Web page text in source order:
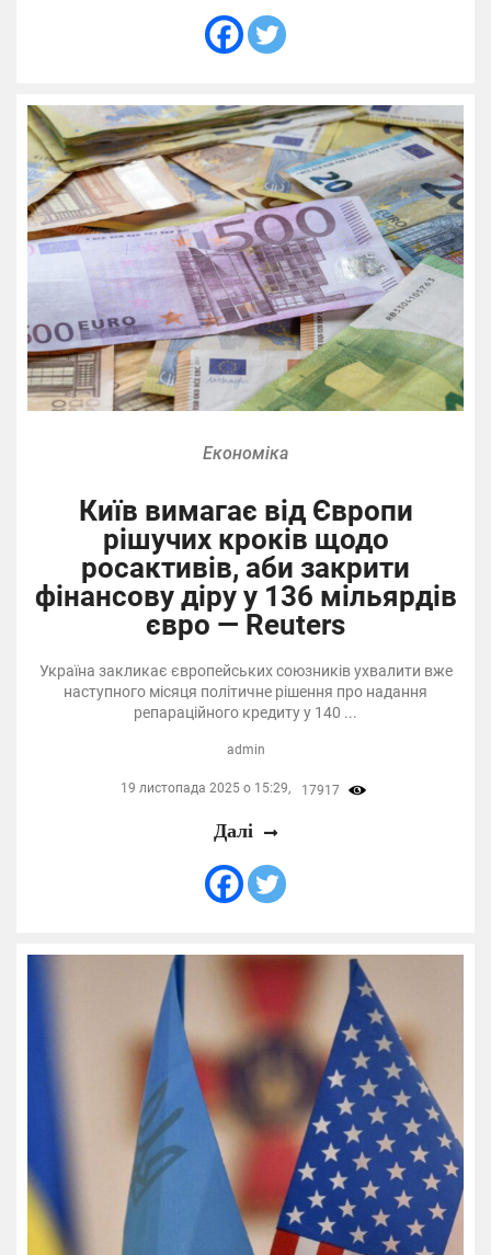
Економіка
Київ вимагає від Європи
рішучих кроків щодо
росактивів, аби закрити
фінансову діру у 136 мільярдів
євро — Reuters
Україна закликає європейських союзників ухвалити вже
наступного місяця політичне рішення про надання
репараційного кредиту у 140 ...
admin
19 листопада 2025 о 15:29, 17917
Далі